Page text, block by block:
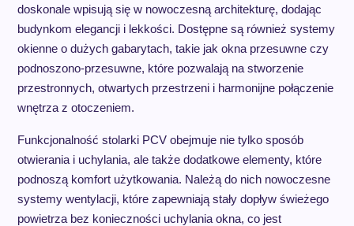
doskonale wpisują się w nowoczesną architekturę, dodając
budynkom elegancji i lekkości. Dostępne są również systemy
okienne o dużych gabarytach, takie jak okna przesuwne czy
podnoszono-przesuwne, które pozwalają na stworzenie
przestronnych, otwartych przestrzeni i harmonijne połączenie
wnętrza z otoczeniem.
Funkcjonalność stolarki PCV obejmuje nie tylko sposób
otwierania i uchylania, ale także dodatkowe elementy, które
podnoszą komfort użytkowania. Należą do nich nowoczesne
systemy wentylacji, które zapewniają stały dopływ świeżego
powietrza bez konieczności uchylania okna, co jest